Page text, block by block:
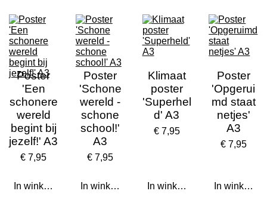
Poster
'Een
schonere
wereld
begint bij
jezelf!' A3
€ 7,95
In winkelwagen
Poster
'Schone
wereld -
schone
school!'
A3
€ 7,95
In winkelwagen
Klimaat
poster
'Superhel
d' A3
€ 7,95
In winkelwagen
Poster
'Opgerui
md staat
netjes'
A3
€ 7,95
In